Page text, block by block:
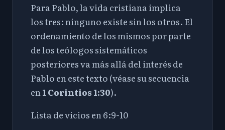
Para Pablo, la vida cristiana implica
los tres: ninguno existe sin los otros. El
ordenamiento de los mismos por parte
de los teólogos sistemáticos
posteriores va más allá del interés de
Pablo en este texto (véase su secuencia
en 1 Corintios 1:30).
Lista de vicios en 6:9-10